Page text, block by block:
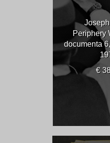
Periphery
documenta
€